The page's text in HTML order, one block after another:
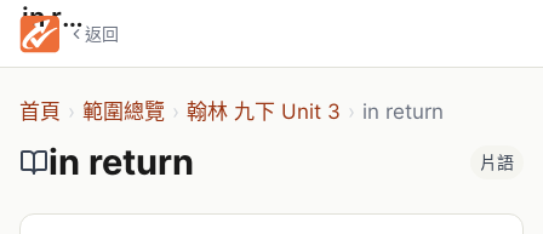
返回
in return
首頁 › 範圍總覽 › 翰林 九下 Unit 3 › in return
in return 片語